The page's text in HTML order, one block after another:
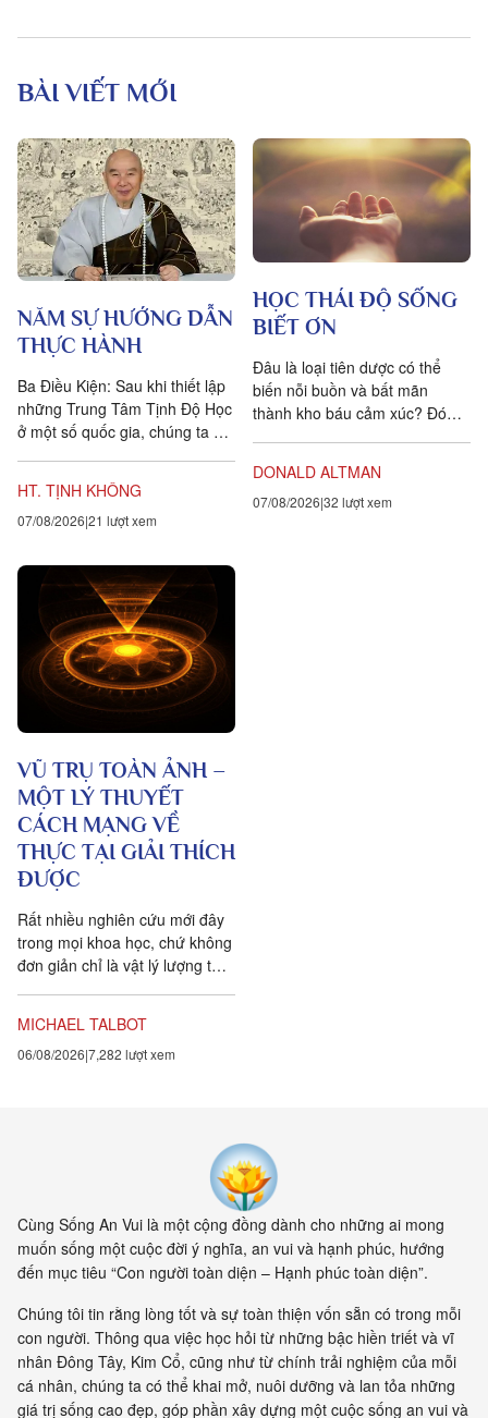
BÀI VIẾT MỚI
NĂM SỰ HƯỚNG DẪN
THỰC HÀNH
Ba Điều Kiện: Sau khi thiết lập
những Trung Tâm Tịnh Độ Học
ở một số quốc gia, chúng ta đặt
hành giả Tịnh...
HT. TỊNH KHÔNG
07/08/2026 21 lượt xem
HỌC THÁI ĐỘ SỐNG
BIẾT ƠN
Đâu là loại tiên dược có thể
biến nỗi buồn và bất mãn
thành kho báu cảm xúc? Đó
DONALD ALTMAN
07/08/2026 32 lượt xem
VŨ TRỤ TOÀN ẢNH –
MỘT LÝ THUYẾT
CÁCH MẠNG VỀ
THỰC TẠI GIẢI THÍCH
ĐƯỢC
Rất nhiều nghiên cứu mới đây
trong mọi khoa học, chứ không
đơn giản chỉ là vật lý lượng tử,
chúng ta tưởng. Một câu
chuyện khoa học đang xuất
kết nối. Khía cạnh quan trọng
nhất của sự sống không còn là
vật nữa, mà là mối liên hệ giữa
các vật.
MICHAEL TALBOT
06/08/2026 7,282 lượt xem
Cùng Sống An Vui là một cộng đồng dành cho những ai mong
muốn sống một cuộc đời ý nghĩa, an vui và hạnh phúc, hướng
đến mục tiêu “Con người toàn diện – Hạnh phúc toàn diện”.
Chúng tôi tin rằng lòng tốt và sự toàn thiện vốn sẵn có trong mỗi
con người. Thông qua việc học hỏi từ những bậc hiền triết và vĩ
nhân Đông Tây, Kim Cổ, cũng như từ chính trải nghiệm của mỗi
cá nhân, chúng ta có thể khai mở, nuôi dưỡng và lan tỏa những
giá trị sống cao đẹp, góp phần xây dựng một cuộc sống an vui và